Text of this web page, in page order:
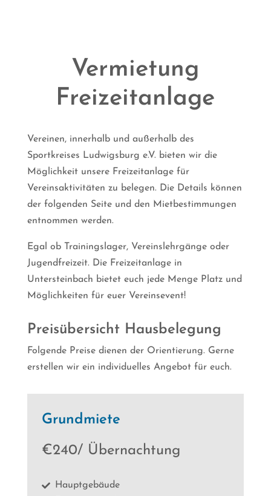
Vermietung
Freizeitanlage
Vereinen, innerhalb und außerhalb des
Sportkreises Ludwigsburg e.V. bieten wir die
Möglichkeit unsere Freizeitanlage für
Vereinsaktivitäten zu belegen. Die Details können
der folgenden Seite und den Mietbestimmungen
entnommen werden.
Egal ob Trainingslager, Vereinslehrgänge oder
Jugendfreizeit. Die Freizeitanlage in
Untersteinbach bietet euch jede Menge Platz und
Möglichkeiten für euer Vereinsevent!
Preisübersicht Hausbelegung
Folgende Preise dienen der Orientierung. Gerne
erstellen wir ein individuelles Angebot für euch.
Grundmiete
€240/ Übernachtung
 Hauptgebäude